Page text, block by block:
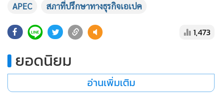
เป้าหมายความเป็นกลางทางคาร์บอน ภายในปี ค.ศ. 2050 และ
ค.ศ.2065 และกำลังเร่งพัฒนาระบบนิเวศเปลี่ยนผ่านไปสู่
กับทุกฝ่ายต่อไป
APEC สภาที่ปรึกษาทางธุรกิจเอเปค
1,473
ยอดนิยม
อ่านเพิ่มเติม